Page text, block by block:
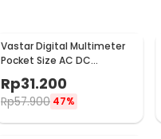
Vastar Digital Multimeter
Pocket Size AC DC
Multitester Portable -
DT830B
Rp31.200
Rp57.900 47%